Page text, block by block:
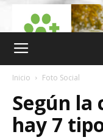
Inicio Foto Social
Según la
hay 7